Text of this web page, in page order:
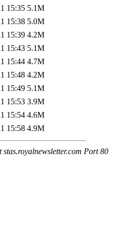
15:35 5.1M
15:38 5.0M
15:39 4.2M
15:43 5.1M
15:44 4.7M
15:48 4.2M
15:49 5.1M
15:53 3.9M
15:54 4.6M
15:58 4.9M
Port 80